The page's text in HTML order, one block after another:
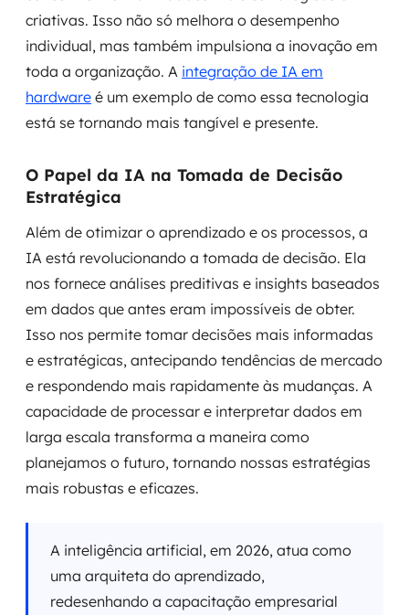
criativas. Isso não só melhora o desempenho
individual, mas também impulsiona a inovação em
toda a organização. A integração de IA em
hardware é um exemplo de como essa tecnologia
está se tornando mais tangível e presente.
O Papel da IA na Tomada de Decisão
Estratégica
Além de otimizar o aprendizado e os processos, a
IA está revolucionando a tomada de decisão. Ela
nos fornece análises preditivas e insights baseados
em dados que antes eram impossíveis de obter.
Isso nos permite tomar decisões mais informadas
e estratégicas, antecipando tendências de mercado
e respondendo mais rapidamente às mudanças. A
capacidade de processar e interpretar dados em
larga escala transforma a maneira como
planejamos o futuro, tornando nossas estratégias
mais robustas e eficazes.
A inteligência artificial, em 2026, atua como
uma arquiteta do aprendizado,
redesenhando a capacitação empresarial